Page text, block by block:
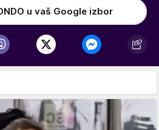
u vaš Google izbor